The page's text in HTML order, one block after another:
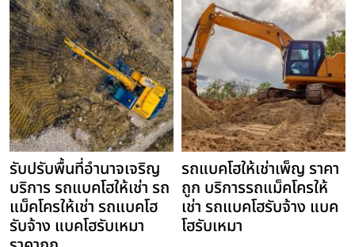
รับปรับพื้นที่อำนาจเจริญ
บริการ รถแบคโฮให้เช่า รถ
แม็คโครให้เช่า รถแบคโฮ
รับจ้าง แบคโฮรับเหมา
รถแบคโฮให้เช่าเพ็ญ ราคา
ถูก บริการรถแม็คโครให้
เช่า รถแบคโฮรับจ้าง แบค
โฮรับเหมา